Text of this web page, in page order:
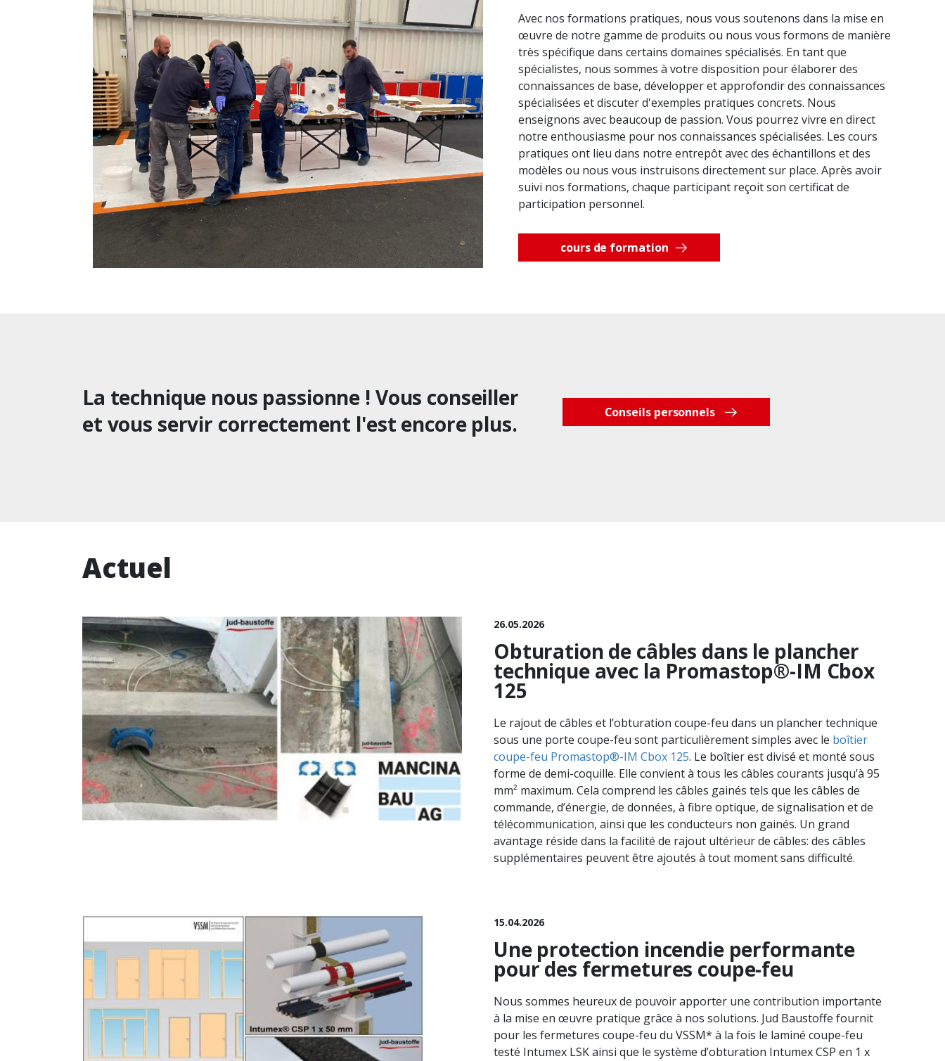
Avec nos formations pratiques, nous vous soutenons dans la mise en
œuvre de notre gamme de produits ou nous vous formons de manière
très spécifique dans certains domaines spécialisés. En tant que
spécialistes, nous sommes à votre disposition pour élaborer des
connaissances de base, développer et approfondir des connaissances
spécialisées et discuter d'exemples pratiques concrets. Nous
enseignons avec beaucoup de passion. Vous pourrez vivre en direct
notre enthousiasme pour nos connaissances spécialisées. Les cours
pratiques ont lieu dans notre entrepôt avec des échantillons et des
modèles ou nous vous instruisons directement sur place. Après avoir
suivi nos formations, chaque participant reçoit son certificat de
participation personnel.
cours de formation
La technique nous passionne ! Vous conseiller
et vous servir correctement l'est encore plus.
Conseils personnels
Actuel
26.05.2026
Obturation de câbles dans le plancher
technique avec la Promastop®-IM Cbox
125
Le rajout de câbles et l’obturation coupe-feu dans un plancher technique
sous une porte coupe-feu sont particulièrement simples avec le boîtier
coupe-feu Promastop®-IM Cbox 125. Le boîtier est divisé et monté sous
forme de demi-coquille. Elle convient à tous les câbles courants jusqu’à 95
mm² maximum. Cela comprend les câbles gainés tels que les câbles de
commande, d’énergie, de données, à fibre optique, de signalisation et de
télécommunication, ainsi que les conducteurs non gainés. Un grand
avantage réside dans la facilité de rajout ultérieur de câbles: des câbles
supplémentaires peuvent être ajoutés à tout moment sans difficulté.
15.04.2026
Une protection incendie performante
pour des fermetures coupe-feu
Nous sommes heureux de pouvoir apporter une contribution importante
à la mise en œuvre pratique grâce à nos solutions. Jud Baustoffe fournit
pour les fermetures coupe-feu du VSSM* à la fois le laminé coupe-feu
testé Intumex LSK ainsi que le système d’obturation Intumex CSP en 1 x